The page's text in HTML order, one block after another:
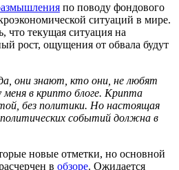
по поводу фондового
ситуаций в мире.
что текущая ситуация на
рост, ощущения от обвала будут
они знают, кто они, не любят
меня в крипто блоге. Крипта
без политики. Но настоящая
событий должна в
новые отметки, но основной
в обзоре. Ожидается